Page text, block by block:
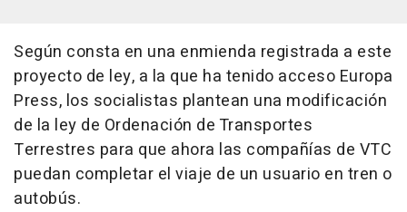
Según consta en una enmienda registrada a este
proyecto de ley, a la que ha tenido acceso Europa
Press, los socialistas plantean una modificación
de la ley de Ordenación de Transportes
Terrestres para que ahora las compañías de VTC
puedan completar el viaje de un usuario en tren o
autobús.